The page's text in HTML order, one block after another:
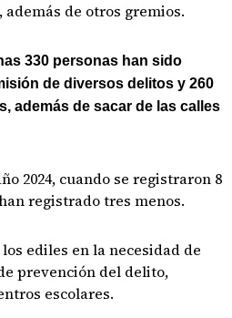
de otros gremios.
330 personas han sido
de diversos delitos y 260
además de sacar de las calles
2024, cuando se registraron 8
registrado tres menos.
ediles en la necesidad de
prevención del delito,
escolares.